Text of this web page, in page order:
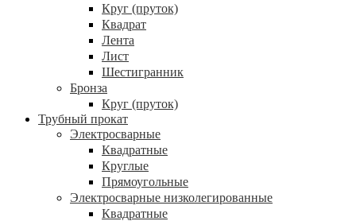
Круг (пруток)
Квадрат
Лента
Лист
Шестигранник
Бронза
Круг (пруток)
Трубный прокат
Электросварные
Квадратные
Круглые
Прямоугольные
Электросварные низколегированные
Квадратные